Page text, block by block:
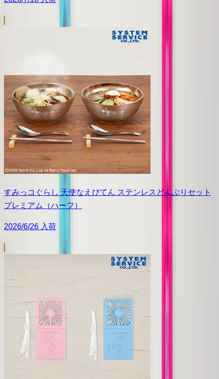
すみっコぐらし 天使なえびてん ステンレスどんぶりセット
プレミアム（ハーフ）
2026/6/26 入荷